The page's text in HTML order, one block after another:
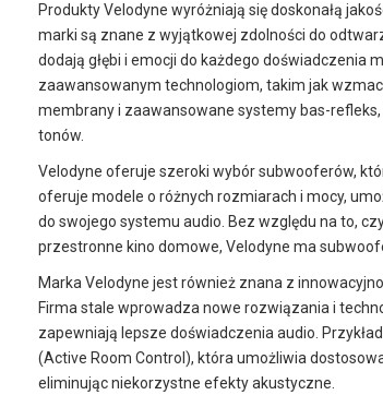
Produkty Velodyne wyróżniają się doskonałą
marki są znane z wyjątkowej zdolności do
dodają głębi i emocji do każdego doświadczenia
zaawansowanym technologiom, takim jak
membrany i zaawansowane systemy bas-
tonów.
Velodyne oferuje szeroki wybór subwooferów,
oferuje modele o różnych rozmiarach i mocy,
do swojego systemu audio. Bez względu na to,
przestronne kino domowe, Velodyne ma
Marka Velodyne jest również znana z
Firma stale wprowadza nowe rozwiązania i
zapewniają lepsze doświadczenia audio.
(Active Room Control), która umożliwia
eliminując niekorzystne efekty akustyczne.